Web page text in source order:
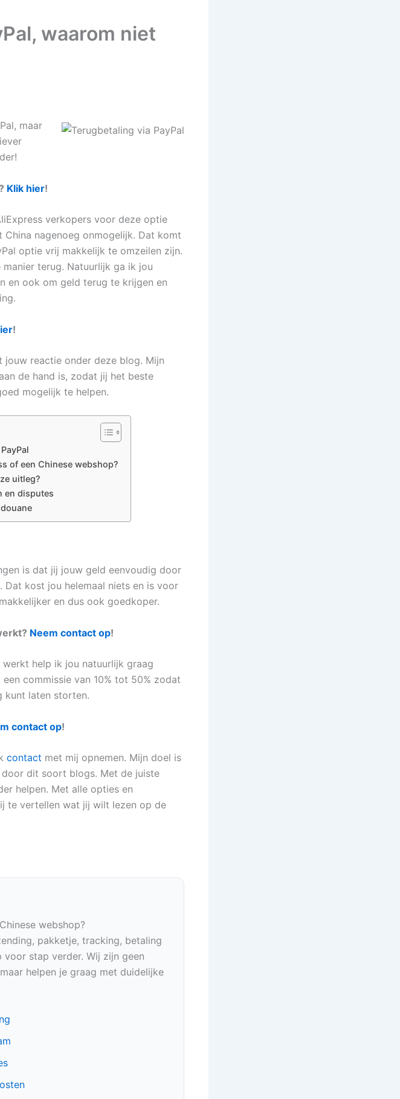
waarom niet
maar
Klik hier!
verkopers voor deze optie
China nagenoeg onmogelijk. Dat komt
optie vrij makkelijk te omzeilen zijn.
terug. Natuurlijk ga ik jou
en ook om geld terug te krijgen en
!
jouw reactie onder deze blog. Mijn
de hand is, zodat jij het beste
mogelijk te helpen.
of een Chinese webshop?
uitleg?
en disputes
is dat jij jouw geld eenvoudig door
kost jou helemaal niets en is voor
en dus ook goedkoper.
Neem contact op!
help ik jou natuurlijk graag
commissie van 10% tot 50% zodat
kunt laten storten.
contact op!
contact met mij opnemen. Mijn doel is
dit soort blogs. Met de juiste
helpen. Met alle opties en
te vertellen wat jij wilt lezen op de
webshop?
pakketje, tracking, betaling
stap verder. Wij zijn geen
helpen je graag met duidelijke